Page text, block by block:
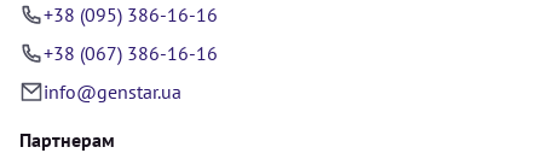
+38 (095) 386-16-16
+38 (067) 386-16-16
info@genstar.ua
Партнерам